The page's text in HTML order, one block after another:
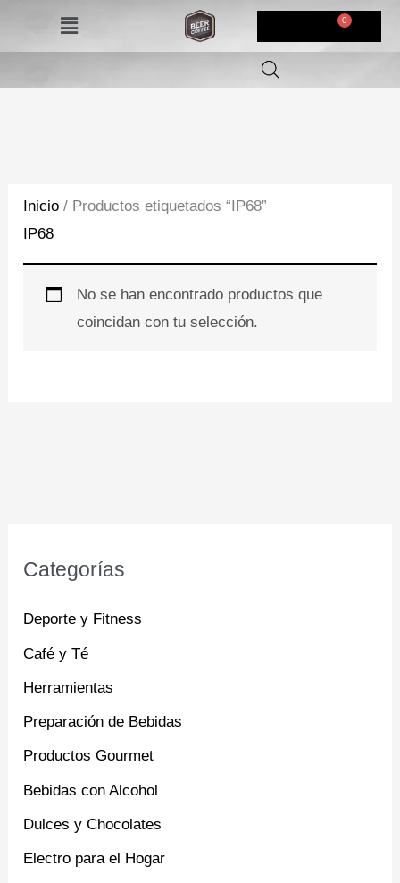
Menú
Categorías
Deporte y Fitness
Café y Té
Herramientas
Preparación de Bebidas
Productos Gourmet
Bebidas con Alcohol
Dulces y Chocolates
Electro para el Hogar
Inicio / Productos etiquetados “IP68”
IP68
No se han encontrado productos que
coincidan con tu selección.